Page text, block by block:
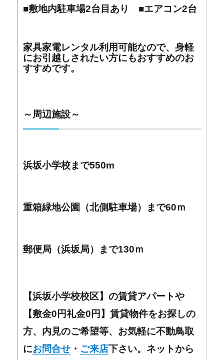
■敷地内駐車場2台目あり ■エアコン2台
家具家電レンタル利用可能なので、身軽
にお引越しされたい方にもおすすめのお
すすめです。
～周辺施設～
浜坂小学校まで550m
重箱緑地公園（北側駐車場）まで60ｍ
郵便局（浜坂局）まで130ｍ
【浜坂小学校校区】の賃貸アパートや
【敷金0円礼金0円】賃貸物件をお探しの
方、内見のご希望等、お気軽に不動鳥取
にお問合せ ・ ご来店下さい。ネットから